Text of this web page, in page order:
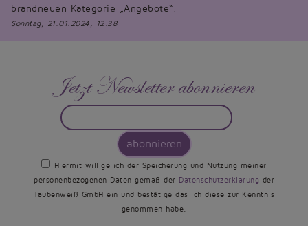
brandneuen Kategorie „Angebote“.
Sonntag, 21.01.2024, 12:38
Jetzt Newsletter abonnieren
abonnieren
Hiermit willige ich der Speicherung und Nutzung meiner
personenbezogenen Daten gemäß der Datenschutzerklärung der
Taubenweiß GmbH ein und bestätige das ich diese zur Kenntnis
genommen habe.